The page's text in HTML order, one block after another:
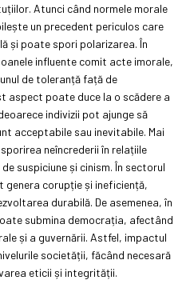
Atunci când normele morale
un precedent periculos care
și poate spori polarizarea. În
influente comit acte imorale,
de toleranță față de
aspect poate duce la o scădere a
indivizii pot ajunge să
acceptabile sau inevitabile. Mai
neîncrederii în relațiile
suspiciune și cinism. În sectorul
corupție și ineficiență,
durabilă. De asemenea, în
submina democrația, afectând
și a guvernării. Astfel, impactul
societății, făcând necesară
eticii și integrității.